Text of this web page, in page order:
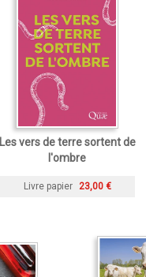
Les vers de terre sortent de
l'ombre
Livre papier 23,00 €